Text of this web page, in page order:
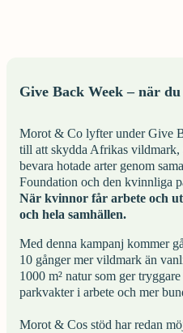
Give Back Week – när
Morot & Co lyfter under Give
till att skydda Afrikas vildmark,
bevara hotade arter genom
Foundation och den kvinnliga
När kvinnor får arbete och
och hela samhällen.
Med denna kampanj kommer
10 gånger mer vildmark än
1000 m² natur som ger
parkvakter i arbete och mer
Morot & Cos stöd har redan